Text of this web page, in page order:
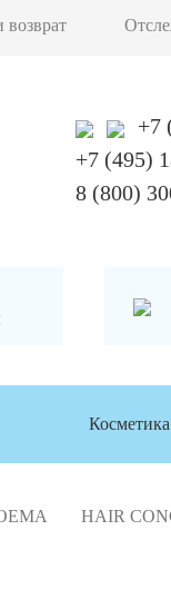
возврат
+7
+7 (495)
8 (800)
HAIR CONCEPT